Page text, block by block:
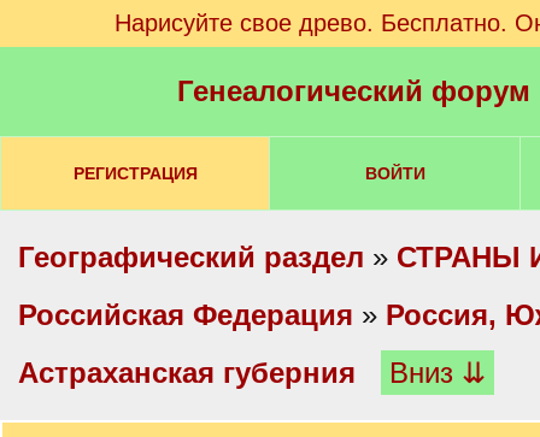
Нарисуйте свое древо. Бесплатно.
Генеалогический
РЕГИСТРАЦИЯ ВОЙТИ
Географический раздел » СТРАНЫ
Российская Федерация » Россия,
Астраханская губерния
Вниз ⇊